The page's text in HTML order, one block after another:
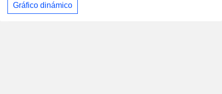
Gráfico dinámico